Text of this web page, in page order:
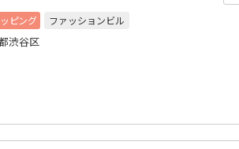
ピング
ファッションビル
渋谷区